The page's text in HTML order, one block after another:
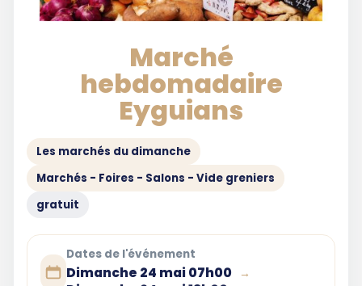
Marché
hebdomadaire
Eyguians
Les marchés du dimanche
Marchés - Foires - Salons - Vide greniers
gratuit
Dates de l'événement
Dimanche 24 mai 07h00 →